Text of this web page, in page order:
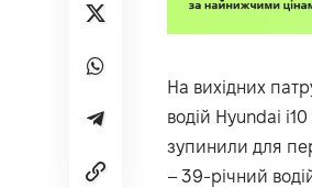
На вихідних
водій Hyundai
зупинили для
– 39-річний